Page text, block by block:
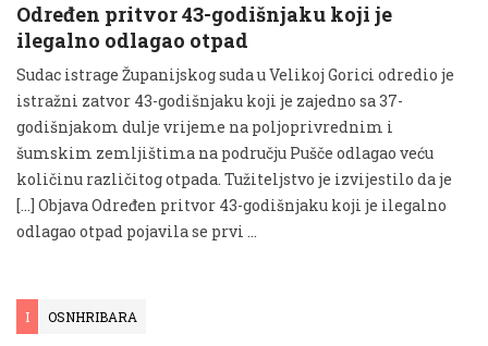
Određen pritvor 43-godišnjaku koji je
ilegalno odlagao otpad
Sudac istrage Županijskog suda u Velikoj Gorici odredio je
istražni zatvor 43-godišnjaku koji je zajedno sa 37-
godišnjakom dulje vrijeme na poljoprivrednim i
šumskim zemljištima na području Pušče odlagao veću
količinu različitog otpada. Tužiteljstvo je izvijestilo da je
[…] Objava Određen pritvor 43-godišnjaku koji je ilegalno
odlagao otpad pojavila se prvi …
I OSNHRIBARA